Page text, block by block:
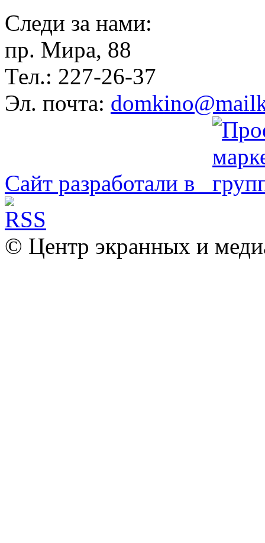
Следи за нами:
пр. Мира, 88
Тел.: 227-26-37
Эл. почта:
Сайт разработали в
© Центр экранных и